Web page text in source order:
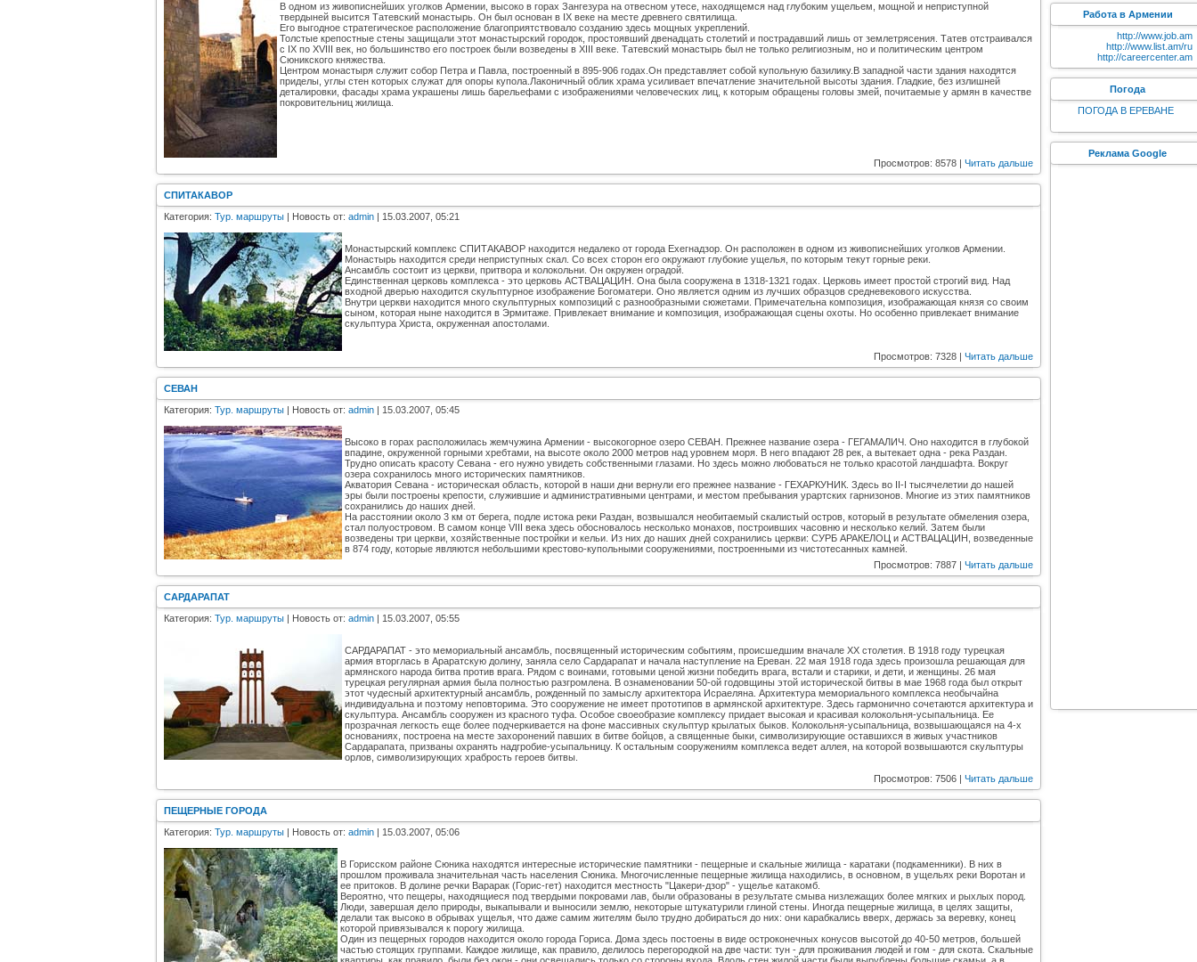
В одном из живописнейших уголков Армении, высоко в горах Зангезура на отвесном утесе, находящемся над глубоким ущельем, мощной и неприступной
твердыней высится Татевский монастырь. Oн был основан в IX веке на месте древнего святилища.
Его выгодное стратегическое расположение благоприятствовало созданию здесь мощных укреплений.
Толстые крепостные стены защищали этот монастырский городок, простоявший двенадцать столетий и пострадавший лишь от землетрясения. Татев отстраивался
с IX по ХVIII век, но большинство его построек были возведены в XIII веке. Татевский монастырь был не только религиозным, но и политическим центром
Сюникского княжества.
Центром монастыря служит собор Петра и Павла, построенный в 895-906 годах.Он представляет собой купольную базилику.В западной части здания находятся
приделы, углы стен которых служат для опоры купола.Лаконичный облик храма усиливает впечатление значительной высоты здания. Гладкие, без излишней
деталировки, фасады храма украшены лишь барельефами с изображениями человеческих лиц, к которым обращены головы змей, почитаемые у армян в качестве
покровительниц жилища.
Просмотров: 8578 | Читать дальше
СПИТАКАВОР
Категория: Тур. маршруты | Новость от: admin | 15.03.2007, 05:21
Монастырский комплекс СПИТАКАВОР находится недалеко от города Ехегнадзор. Он расположен в одном из живописнейших уголков Армении.
Монастырь находится среди неприступных скал. Со всех сторон его окружают глубокие ущелья, по которым текут горные реки.
Ансамбль состоит из церкви, притвора и колокольни. Он окружен оградой.
Единственная церковь комплекса - это церковь АСТВАЦАЦИН. Она была сооружена в 1318-1321 годах. Церковь имеет простой строгий вид. Над
входной дверью находится скульптурное изображение Богоматери. Оно является одним из лучших образцов средневекового искусства.
Внутри церкви находится много скульптурных композиций с разнообразными сюжетами. Примечательна композиция, изображающая князя со своим
сыном, которая ныне находится в Эрмитаже. Привлекает внимание и композиция, изображающая сцены охоты. Но особенно привлекает внимание
скульптура Христа, окруженная апостолами.
Просмотров: 7328 | Читать дальше
СЕВАН
Категория: Тур. маршруты | Новость от: admin | 15.03.2007, 05:45
Высоко в горах расположилась жемчужина Армении - высокогорное озеро СЕВАН. Прежнее название озера - ГЕГАМАЛИЧ. Оно находится в глубокой
впадине, окруженной горными хребтами, на высоте около 2000 метров над уровнем моря. В него впадают 28 рек, а вытекает одна - река Раздан.
Трудно описать красоту Севана - его нужно увидеть собственными глазами. Но здесь можно любоваться не только красотой ландшафта. Вокруг
озера сохранилось много исторических памятников.
Акватория Севана - историческая область, которой в наши дни вернули его прежнее название - ГЕХАРКУНИК. Здесь во II-I тысячелетии до нашей
эры были построены крепости, служившие и административными центрами, и местом пребывания урартских гарнизонов. Многие из этих памятников
сохранились до наших дней.
На расстоянии около 3 км от берега, подле истока реки Раздан, возвышался необитаемый скалистый остров, который в результате обмеления озера,
стал полуостровом. В самом конце VIII века здесь обосновалось несколько монахов, построивших часовню и несколько келий. Затем были
возведены три церкви, хозяйственные постройки и кельи. Из них до наших дней сохранились церкви: СУРБ АРАКЕЛОЦ и АСТВАЦАЦИН, возведенные
в 874 году, которые являются небольшими крестово-купольными сооружениями, построенными из чистотесанных камней.
Просмотров: 7887 | Читать дальше
САРДАРАПАТ
Категория: Тур. маршруты | Новость от: admin | 15.03.2007, 05:55
САРДАРАПАТ - это мемориальный ансамбль, посвященный историческим событиям, происшедшим вначале ХХ столетия. В 1918 году турецкая
армия вторглась в Араратскую долину, заняла село Сардарапат и начала наступление на Ереван. 22 мая 1918 года здесь произошла решающая для
армянского народа битва против врага. Рядом с воинами, готовыми ценой жизни победить врага, встали и старики, и дети, и женщины. 26 мая
турецкая регулярная армия была полностью разгромлена. В ознаменовании 50-ой годовщины этой исторической битвы в мае 1968 года был открыт
этот чудесный архитектурный ансамбль, рожденный по замыслу архитектора Исраеляна. Архитектура мемориального комплекса необычайна
индивидуальна и поэтому неповторима. Это сооружение не имеет прототипов в армянской архитектуре. Здесь гармонично сочетаются архитектура и
скульптура. Ансамбль сооружен из красного туфа. Особое своеобразие комплексу придает высокая и красивая колокольня-усыпальница. Ее
прозрачная легкость еще более подчеркивается на фоне массивных скульптур крылатых быков. Колокольня-усыпальница, возвышающаяся на 4-х
основаниях, построена на месте захоронений павших в битве бойцов, а священные быки, cимволизирующие оставшихся в живых участников
Сардарапата, призваны охранять надгробие-усыпальницу. К остальным сооружениям комплекса ведет аллея, на которой возвышаются скульптуры
орлов, cимволизирующих храбрость героев битвы.
Просмотров: 7506 | Читать дальше
ПЕЩЕРНЫЕ ГОРОДА
Категория: Тур. маршруты | Новость от: admin | 15.03.2007, 05:06
В Горисском районе Cюника находятся интересные исторические памятники - пещерные и скальные жилища - каратаки (подкаменники). В них в
прошлом проживала значительная часть населения Сюника. Многочисленные пещерные жилища находились, в основном, в ущельях реки Воротан и
ее притоков. В долине речки Варарак (Горис-гет) находится местность "Цакери-дзор" - ущелье катакомб.
Вероятно, что пещеры, находящиеся под твердыми покровами лав, были образованы в результате смыва низлежащих более мягких и рыхлых пород.
Люди, завершая дело природы, выкапывали и выносили землю, некоторые штукатурили глиной стены. Иногда пещерные жилища, в целях защиты,
делали так высоко в обрывах ущелья, что даже самим жителям было трудно добираться до них: они карабкались вверх, держась за веревку, конец
которой привязывался к порогу жилища.
Один из пещерных городов находится около города Гориса. Дома здесь постоены в виде остроконечных конусов высотой до 40-50 метров, большей
частью стоящих группами. Каждое жилище, как правило, делилось перегородкой на две части: тун - для проживания людей и гом - для скота. Скальные
Работа в Армении
http://www.job.am
http://www.list.am/ru
http://careercenter.am
Погода
ПОГОДА В ЕРЕВАНЕ
Реклама Google